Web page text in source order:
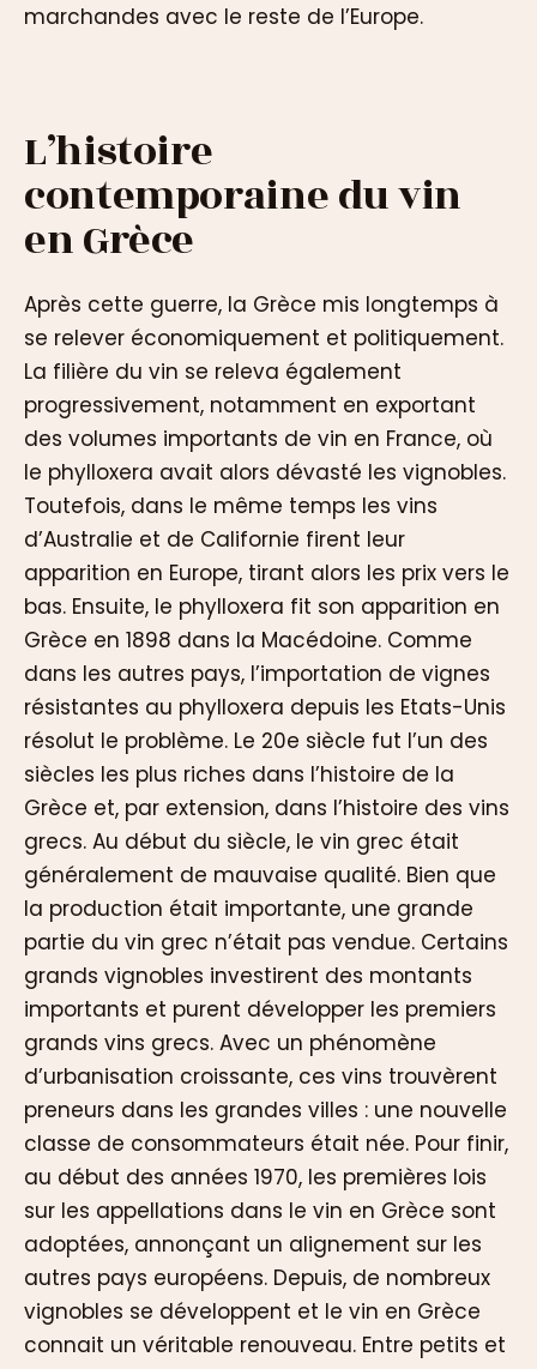
marchandes avec le reste de l’Europe.
L’histoire
contemporaine du vin
en Grèce
Après cette guerre, la Grèce mis longtemps à
se relever économiquement et politiquement.
La filière du vin se releva également
progressivement, notamment en exportant
des volumes importants de vin en France, où
le phylloxera avait alors dévasté les vignobles.
Toutefois, dans le même temps les vins
d’Australie et de Californie firent leur
apparition en Europe, tirant alors les prix vers le
bas. Ensuite, le phylloxera fit son apparition en
Grèce en 1898 dans la Macédoine. Comme
dans les autres pays, l’importation de vignes
résistantes au phylloxera depuis les Etats-Unis
résolut le problème. Le 20e siècle fut l’un des
siècles les plus riches dans l’histoire de la
Grèce et, par extension, dans l’histoire des vins
grecs. Au début du siècle, le vin grec était
généralement de mauvaise qualité. Bien que
la production était importante, une grande
partie du vin grec n’était pas vendue. Certains
grands vignobles investirent des montants
importants et purent développer les premiers
grands vins grecs. Avec un phénomène
d’urbanisation croissante, ces vins trouvèrent
preneurs dans les grandes villes : une nouvelle
classe de consommateurs était née. Pour finir,
au début des années 1970, les premières lois
sur les appellations dans le vin en Grèce sont
adoptées, annonçant un alignement sur les
autres pays européens. Depuis, de nombreux
vignobles se développent et le vin en Grèce
connait un véritable renouveau. Entre petits et